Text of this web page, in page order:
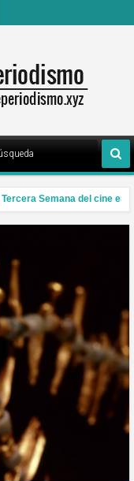
Tercera Semana del cine en